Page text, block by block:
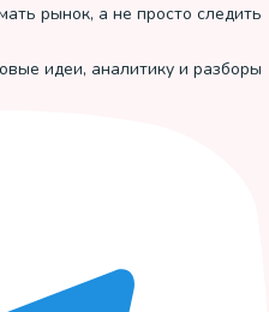
рынок, а не просто следить
идеи, аналитику и разборы